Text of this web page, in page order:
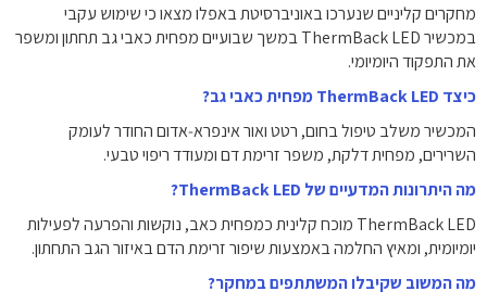
מחקרים קליניים שנערכו באוניברסיטת באפלו מצאו כי שימוש עקבי
במכשיר ThermBack LED במשך שבועיים מפחית כאבי גב תחתון ומשפר
את התפקוד היומיומי.
כיצד ThermBack LED מפחית כאבי גב?
המכשיר משלב טיפול בחום, רטט ואור אינפרא‑אדום החודר לעומק
השרירים, מפחית דלקת, משפר זרימת דם ומעודד ריפוי טבעי.
מה היתרונות המדעיים של ThermBack LED?
ThermBack LED מוכח קלינית כמפחית כאב, נוקשות והפרעה לפעילות
יומיומית, ומאיץ החלמה באמצעות שיפור זרימת הדם באיזור הגב התחתון.
מה המשוב שקיבלו המשתתפים במחקר?